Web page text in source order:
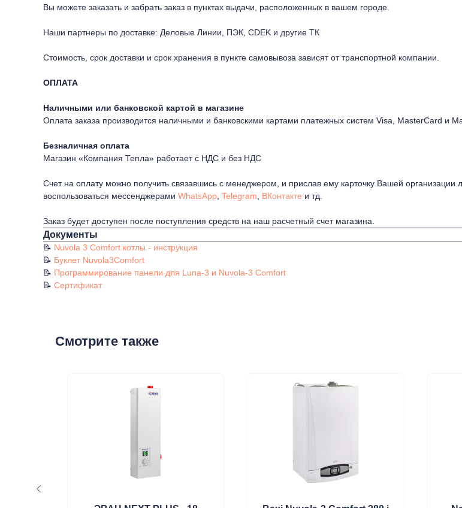
Вы можете заказать и забрать заказ в пунктах выдачи, расположенных в вашем городе.
Наши партнеры по доставке: Деловые Линии, ПЭК, CDEK и другие ТК
Стоимость, срок доставки и срок хранения в пункте самовывоза зависят от транспортной компании.
ОПЛАТА
Наличными или банковской картой в магазине
Оплата заказа производится наличными и банковскими картами платежных систем Visa, MasterCard
Безналичная оплата
Магазин «Компания Тепла» работает с НДС и без НДС
Счет на оплату можно получить связавшись с менеджером, и прислав ему карточку Вашей
воспользоваться мессенджерами WhatsApp Telegram ВКонтакте и тд.
Заказ будет доступен после поступления средств на наш расчетный счет магазина.
Документы
📝 Nuvola 3 Comfort котлы - инструкция
📝 Буклет Nuvola3Comfort
📝 Программирование панели для Luna-3 и Nuvola-3 Comfort
📝 Сертификат
Смотрите также